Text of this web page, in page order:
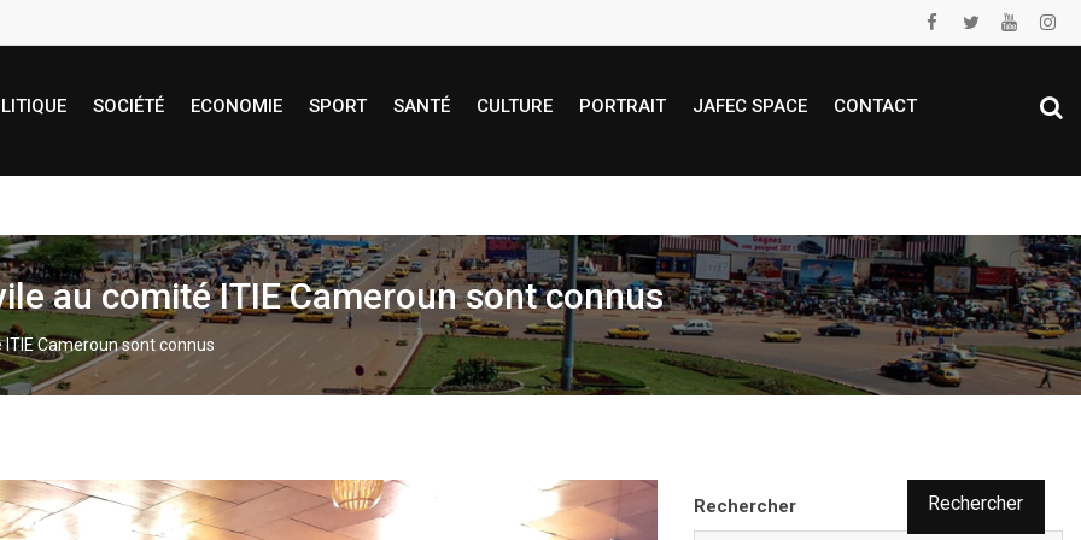
SOCIÉTÉ ECONOMIE SPORT SANTÉ CULTURE PORTRAIT JAFEC SPACE CONTACT
au comité ITIE Cameroun sont connus
Cameroun sont connus
Rechercher Rechercher